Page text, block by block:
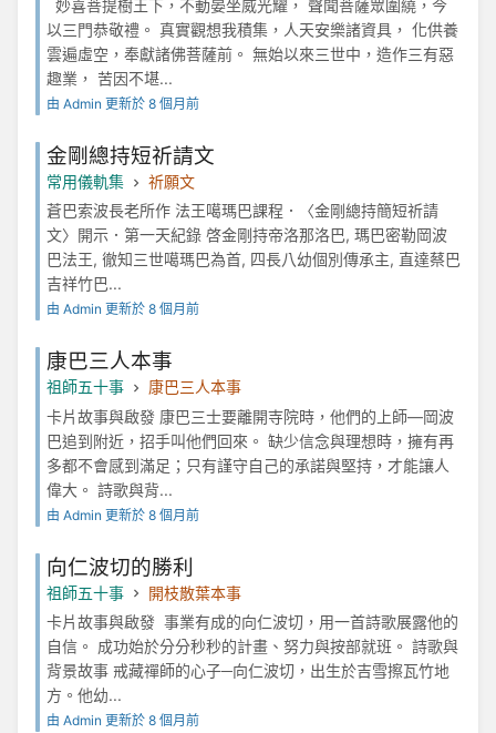
妙喜菩提樹王下，不動晏坐威光耀， 聲聞菩薩眾圍繞，今
以三門恭敬禮。 真實觀想我積集，人天安樂諸資具， 化供養
雲遍虛空，奉獻諸佛菩薩前。 無始以來三世中，造作三有惡
趣業， 苦因不堪...
由 Admin 更新於 8 個月前
金剛總持短祈請文
常用儀軌集
祈願文
蒼巴索波長老所作 法王噶瑪巴課程．〈金剛總持簡短祈請
文〉開示．第一天紀錄 啓金剛持帝洛那洛巴, 瑪巴密勒岡波
巴法王, 徹知三世噶瑪巴為首, 四長八幼個別傳承主, 直達蔡巴
吉祥竹巴...
由 Admin 更新於 8 個月前
康巴三人本事
祖師五十事
康巴三人本事
卡片故事與啟發 康巴三士要離開寺院時，他們的上師—岡波
巴追到附近，招手叫他們回來。 缺少信念與理想時，擁有再
多都不會感到滿足；只有謹守自己的承諾與堅持，才能讓人
偉大。 詩歌與背...
由 Admin 更新於 8 個月前
向仁波切的勝利
祖師五十事
開枝散葉本事
卡片故事與啟發 事業有成的向仁波切，用一首詩歌展露他的
自信。 成功始於分分秒秒的計畫、努力與按部就班。 詩歌與
背景故事 戒藏禪師的心子─向仁波切，出生於吉雪擦瓦竹地
方。他幼...
由 Admin 更新於 8 個月前